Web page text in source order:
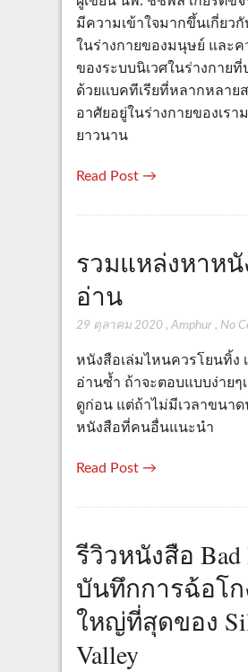
มีความเข้าใจมากขึ้นเกี่ยวกั
ในร่างกายของมนุษย์ และ
ของระบบนิเวศในร่างกายที่
ด้วยแบคทีเรียที่หลากหลาย
อาศัยอยู่ในร่างกายของเรา
ยาวนาน
Read Post →
รวมแหล่งหาห
อ่าน
29 ตุลาคม 2020, Amphur, No
หนังสือเล่มไหนควรโยนทิ้ง
อ่านซ้ำ ถ้าจะตอบแบบง่ายๆ
ดูก่อน แต่ถ้าไม่มีเวลาขนา
หนังสือที่คนอื่นแนะนำ
Read Post →
รีวิวหนังสือ Bad
บันทึกการฉ้อโก
ใหญ่ที่สุดของ
Valley